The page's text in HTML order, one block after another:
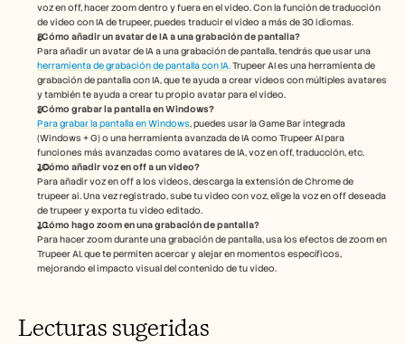
voz en off, hacer zoom dentro y fuera en el video. Con la función de traducción
de video con IA de trupeer, puedes traducir el video a más de 30 idiomas.
¿Cómo añadir un avatar de IA a una grabación de pantalla?
herramienta de grabación de pantalla con IA. Trupeer AI es una herramienta de
grabación de pantalla con IA, que te ayuda a crear videos con múltiples avatares
y también te ayuda a crear tu propio avatar para el video.
¿Cómo grabar la pantalla en Windows?
Para grabar la pantalla en Windows, puedes usar la Game Bar integrada
(Windows + G) o una herramienta avanzada de IA como Trupeer AI para
funciones más avanzadas como avatares de IA, voz en off, traducción, etc.
¿Cómo añadir voz en off a un video?
Para añadir voz en off a los videos, descarga la extensión de Chrome de
trupeer ai. Una vez registrado, sube tu video con voz, elige la voz en off deseada
de trupeer y exporta tu video editado.
¿Cómo hago zoom en una grabación de pantalla?
Para hacer zoom durante una grabación de pantalla, usa los efectos de zoom en
Trupeer AI, que te permiten acercar y alejar en momentos específicos,
mejorando el impacto visual del contenido de tu video.
Lecturas sugeridas